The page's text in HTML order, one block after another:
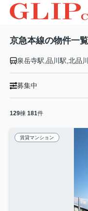
京急本線の物件一覧
募集中
129棟 181件
賃貸マンション